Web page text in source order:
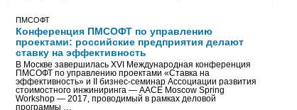
ПМСОФТ
Конференция ПМСОФТ по управлению
проектами: российские предприятия делают
ставку на эффективность
В Москве завершилась XVI Международная конференция
ПМСОФТ по управлению проектами «Ставка на
эффективность» и II бизнес-семинар Ассоциации развития
стоимостного инжиниринга — AACE Moscow Spring
Workshop — 2017, проводимый в рамках деловой
программы …